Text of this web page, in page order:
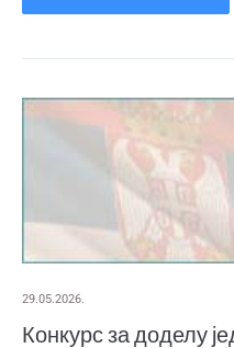
29.05.2026.
Конкурс за доделу